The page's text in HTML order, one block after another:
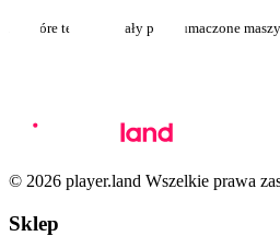
niektóre teksty zostały przetłumaczone
© 2026 player.land Wszelkie prawa
Sklep